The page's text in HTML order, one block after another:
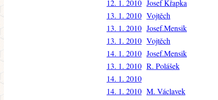
12. 1. 2010 Josef Křapka
13. 1. 2010 Vojtěch
13. 1. 2010 Josef.Mensik
13. 1. 2010 Vojtěch
14. 1. 2010 Josef.Mensik
13. 1. 2010 R. Polášek
14. 1. 2010
14. 1. 2010 M. Václavek